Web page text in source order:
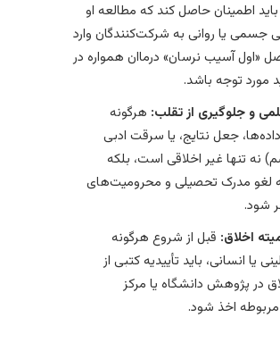
اطمینان حاصل کند که مطالعه او
جسمی یا روانی به شرکت‌کنندگان وارد
«اول آسیب نرسان» درماان همواره در
مورد توجه باشد.
و جلوگیری از تقلب: هرگونه
جعل نتایج، یا سرقت ادبی
نه تنها غیر اخلاقی است، بلکه
لغو مدرک تحصیلی و محرومیت‌های
شود.
اخلاق: قبل از شروع هرگونه
یا انسانی، باید تأییدیه کتبی از
در پژوهش دانشگاه یا مرکز
اخذ شود.